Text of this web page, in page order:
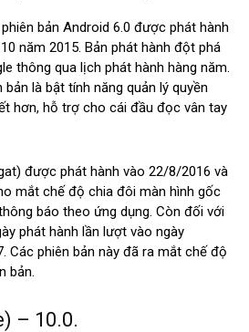
phiên bản Android 6.0 được phát hành
năm 2015. Bản phát hành đột phá
thông qua lịch phát hành hàng năm.
là bật tính năng quản lý quyền
hơn, hỗ trợ cho cái đầu đọc vân tay
được phát hành vào 22/8/2016 và
mắt chế độ chia đôi màn hình gốc
báo theo ứng dụng. Còn đối với
phát hành lần lượt vào ngày
Các phiên bản này đã ra mắt chế độ
bản.
– 10.0.